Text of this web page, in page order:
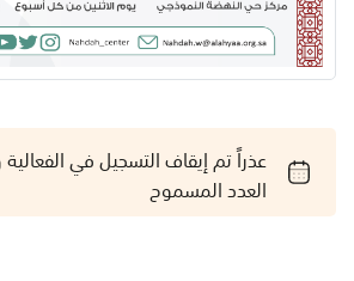
عذراً تم إيقاف التسجيل في
العدد المسموح